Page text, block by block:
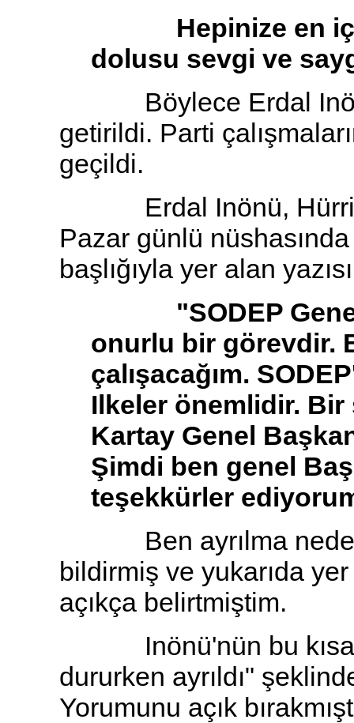
Hepinize en
dolusu sevgi ve
Böylece Erdal
getirildi. Parti
geçildi.
Erdal Inönü,
Pazar günlü
başlığıyla yer alan
"SODEP Genel
onurlu bir görevdir.
çalışacağım.
Ilkeler önemlidir. Bir
Kartay Genel
Şimdi ben genel
teşekkürler
Ben ayrılma
bildirmiş ve yukarıda
açıkça belirtmiştim.
Inönü'nün bu kısa
dururken ayrıldı"
Yorumunu açık